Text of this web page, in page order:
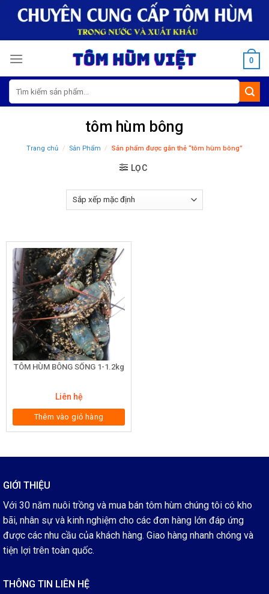
0
Tìm
kiếm:
tôm hùm bông
Trang chủ / Sản Phẩm / Sản phẩm được gắn thẻ “tôm hùm bông”
LỌC
TÔM HÙM BÔNG SỐNG 1-1.2kg
Liên hệ
Thêm vào giỏ hàng
GIỚI THIỆU
Với 30 năm nuôi trồng và mua bán tôm hùm chúng tôi có kho
bãi, nhân sự và kinh nghiệm cho các đơn hàng lớn đáp ứng
được các nhu cầu của khách hàng. Giao hàng nhanh chóng và
tiện lợi trên toàn quốc.
THÔNG TIN LIÊN HỆ